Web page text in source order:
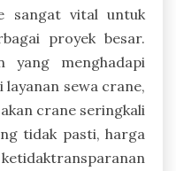
sangat vital untuk
proyek besar.
yang menghadapi
sewa crane,
crane seringkali
tidak pasti, harga